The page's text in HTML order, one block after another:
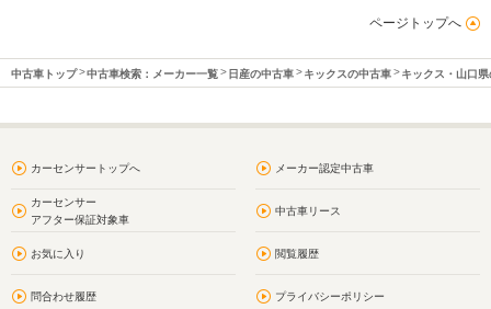
ページトップへ
中古車トップ 中古車検索：メーカー一覧 日産の中古車 キックスの中古車 キックス・山口
カーセンサートップへ メーカー認定中古車
カーセンサー
アフター保証対象車
中古車リース
お気に入り 閲覧履歴
問合わせ履歴 プライバシーポリシー